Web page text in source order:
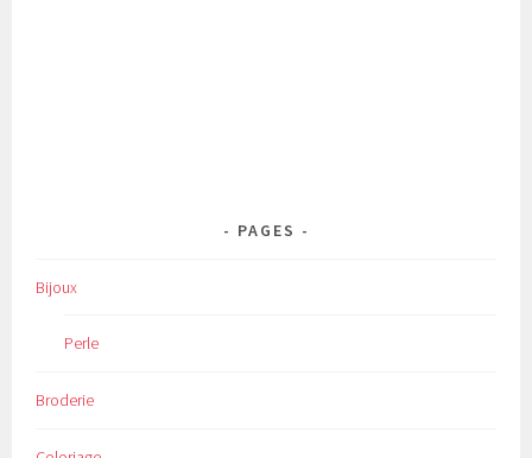
PAGES
Bijoux
Perle
Broderie